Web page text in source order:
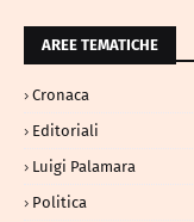
AREE TEMATICHE
Cronaca
Editoriali
Luigi Palamara
Politica